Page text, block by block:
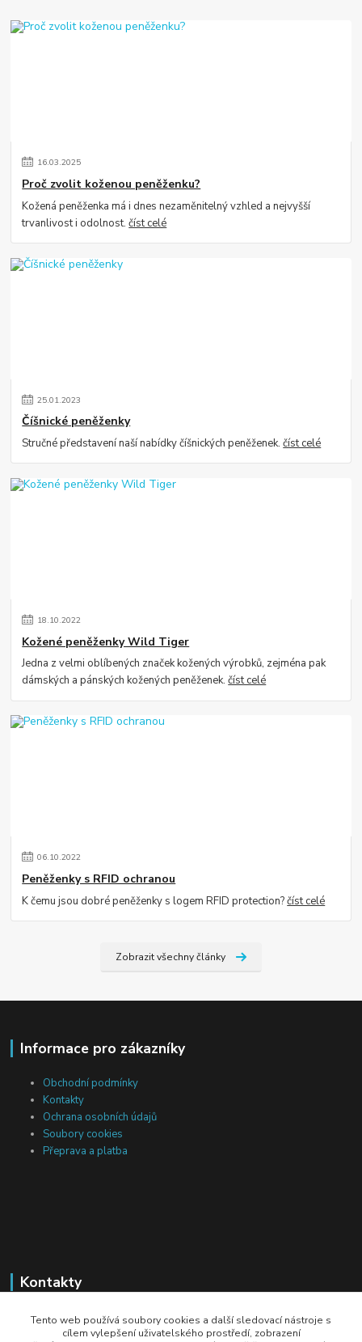
16.03.2025
Proč zvolit koženou peněženku?
Kožená peněženka má i dnes nezaměnitelný vzhled a nejvyšší
trvanlivost i odolnost.číst celé
25.01.2023
Číšnické peněženky
Stručné představení naší nabídky číšnických peněženek.číst celé
18.10.2022
Kožené peněženky Wild Tiger
Jedna z velmi oblíbených značek kožených výrobků, zejména pak
dámských a pánských kožených peněženek.číst celé
06.10.2022
Peněženky s RFID ochranou
K čemu jsou dobré peněženky s logem RFID protection?číst celé
Zobrazit všechny články
Informace pro zákazníky
Obchodní podmínky
Kontakty
Ochrana osobních údajů
Soubory cookies
Přeprava a platba
Kontakty
Michal Tranta
+420 777 217 687
Tento web používá soubory cookies a další sledovací nástroje s
cílem vylepšení uživatelského prostředí, zobrazení